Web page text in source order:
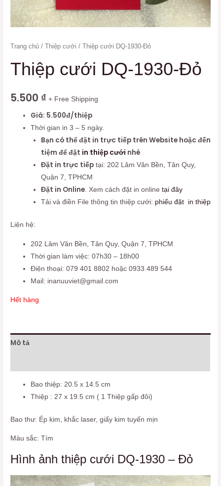
Trang chủ /Thiệp cưới / Thiệp cưới DQ-1930-Đỏ
Thiệp cưới DQ-1930-Đỏ
5.500 ₫ + Free Shipping
Giá: 5.500đ/thiệp
Thời gian in 3 – 5 ngày.
Bạn có thể đặt in trực tiếp trên Website hoặc đến
tiệm để đặt in thiệp cưới nhé
Đặt in trực tiếptại: 202 Lâm Văn Bền, Tân Quy,
Quận 7, TPHCM
Đặt in Online. Xem cách đặt in online tại đây
Tải và điền File thông tin thiệp cưới: phiếu đặt in thiệp
Liện hệ:
202 Lâm Văn Bền, Tân Quy, Quận 7, TPHCM
Thời gian làm việc: 07h30 – 18h00
Điện thoại: 079 401 8802 hoặc 0933 489 544
Mail: inanuuviet@gmail.com
Hết hàng
Mô tả
Bao thiệp: 20.5 x 14.5 cm
Thiệp : 27 x 19.5 cm ( 1 Thiệp gấp đôi)
Bao thư: Ép kim, khắc laser, giấy kim tuyến mịn
Màu sắc: Tím
Hình ảnh thiệp cưới DQ-1930 – Đỏ